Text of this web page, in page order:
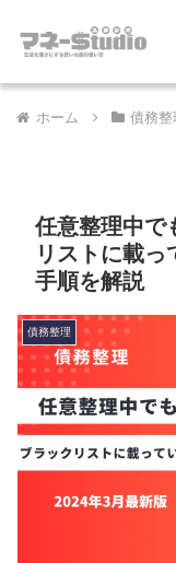
ホーム 債務整
任意整理中で
リストに載っ
手順を解説
債務整理